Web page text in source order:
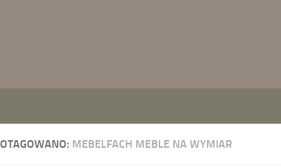
OTAGOWANO: MEBELFACH MEBLE NA WYMIAR